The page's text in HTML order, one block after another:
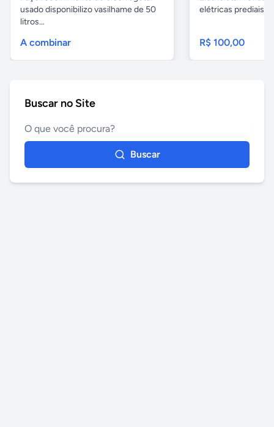
usado disponibilizo vasilhame de 50
litros...
A combinar
elétricas prediais e
R$ 100,00
Buscar no Site
Buscar